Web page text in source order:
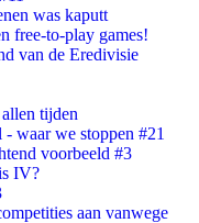
was kaputt
free-to-play games!
van de Eredivisie
tijden
waar we stoppen #21
voorbeeld #3
IV?
aan vanwege